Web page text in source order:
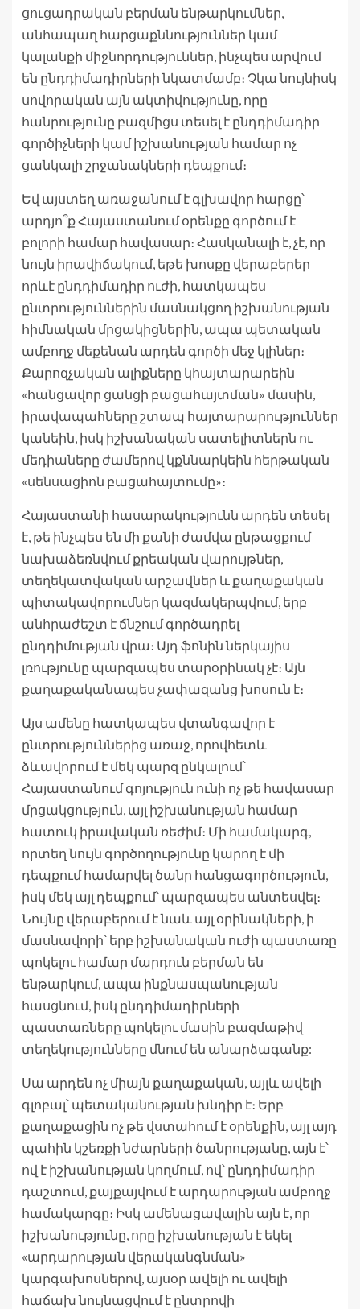
ցուցադրական բերման ենթարկումներ,
անհապաղ հարցաքննություններ կամ
կալանքի միջնորդություններ, ինչպես արվում
են ընդդիմադիրների նկատմամբ։ Չկա նույնիսկ
սովորական այն ակտիվությունը, որը
հանրությունը բազմիցս տեսել է ընդդիմադիր
գործիչների կամ իշխանության համար ոչ
ցանկալի շրջանակների դեպքում։
Եվ այստեղ առաջանում է գլխավոր հարցը՝
արդյո՞ք Հայաստանում օրենքը գործում է
բոլորի համար հավասար։ Հասկանալի է, չէ, որ
նույն իրավիճակում, եթե խոսքը վերաբերեր
որևէ ընդդիմադիր ուժի, հատկապես
ընտրություններին մասնակցող իշխանության
հիմնական մրցակիցներին, ապա պետական
ամբողջ մեքենան արդեն գործի մեջ կլիներ։
Քարոզչական ալիքները կհայտարարեին
«հանցավոր ցանցի բացահայտման» մասին,
իրավապահները շտապ հայտարարություններ
կանեին, իսկ իշխանական սատելիտներն ու
մեդիաները ժամերով կքննարկեին հերթական
«սենսացիոն բացահայտումը»։
Հայաստանի հասարակությունն արդեն տեսել
է, թե ինչպես են մի քանի ժամվա ընթացքում
նախաձեռնվում քրեական վարույթներ,
տեղեկատվական արշավներ և քաղաքական
պիտակավորումներ կազմակերպվում, երբ
անհրաժեշտ է ճնշում գործադրել
ընդդիմության վրա։ Այդ ֆոնին ներկայիս
լռությունը պարզապես տարօրինակ չէ։ Այն
քաղաքականապես չափազանց խոսուն է։
Այս ամենը հատկապես վտանգավոր է
ընտրություններից առաջ, որովհետև
ձևավորում է մեկ պարզ ընկալում՝
Հայաստանում գոյություն ունի ոչ թե հավասար
մրցակցություն, այլ իշխանության համար
հատուկ իրավական ռեժիմ։ Մի համակարգ,
որտեղ նույն գործողությունը կարող է մի
դեպքում համարվել ծանր հանցագործություն,
իսկ մեկ այլ դեպքում՝ պարզապես անտեսվել։
Նույնը վերաբերում է նաև այլ օրինակների, ի
մասնավորի՝ երբ իշխանական ուժի պաստառը
պոկելու համար մարդուն բերման են
ենթարկում, ապա ինքնասպանության
հասցնում, իսկ ընդդիմադիրների
պաստառները պոկելու մասին բազմաթիվ
տեղեկությունները մնում են անարձագանք:
Սա արդեն ոչ միայն քաղաքական, այլև ավելի
գլոբալ՝ պետականության խնդիր է։ Երբ
քաղաքացին ոչ թե վստահում է օրենքին, այլ այդ
պահին կշեռքի նժարների ծանրությանը, այն է՝
ով է իշխանության կողմում, ով՝ ընդդիմադիր
դաշտում, քայքայվում է արդարության ամբողջ
համակարգը։ Իսկ ամենացավալին այն է, որ
իշխանությունը, որը իշխանության է եկել
«արդարության վերականգնման»
կարգախոսներով, այսօր ավելի ու ավելի
հաճախ նույնացվում է ընտրովի